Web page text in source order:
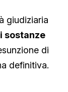
giudiziaria
sostanze
di
definitiva.